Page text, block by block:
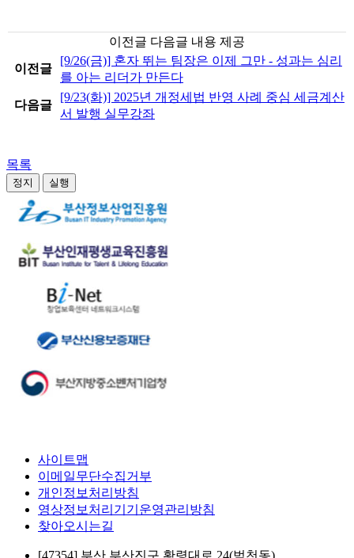
이전글 다음글 내용 제공
이전글
[9/26(금)] 혼자 뛰는 팀장은 이제 그만 - 성과는 심리
를 아는 리더가 만든다
다음글
[9/23(화)] 2025년 개정세법 반영 사례 중심 세금계산
서 발행 실무강좌
목록
정지 실행
사이트맵
이메일무단수집거부
개인정보처리방침
영상정보처리기기운영관리방침
찾아오시는길
[47354] 부산 부산진구 황령대로 24(범천동)